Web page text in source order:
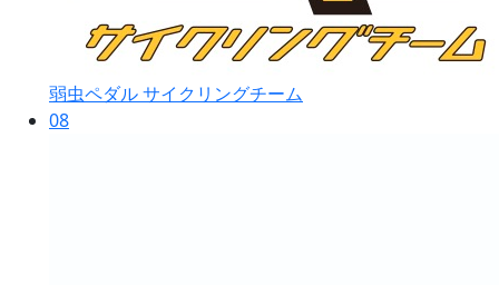
弱虫ペダル サイクリングチーム
08